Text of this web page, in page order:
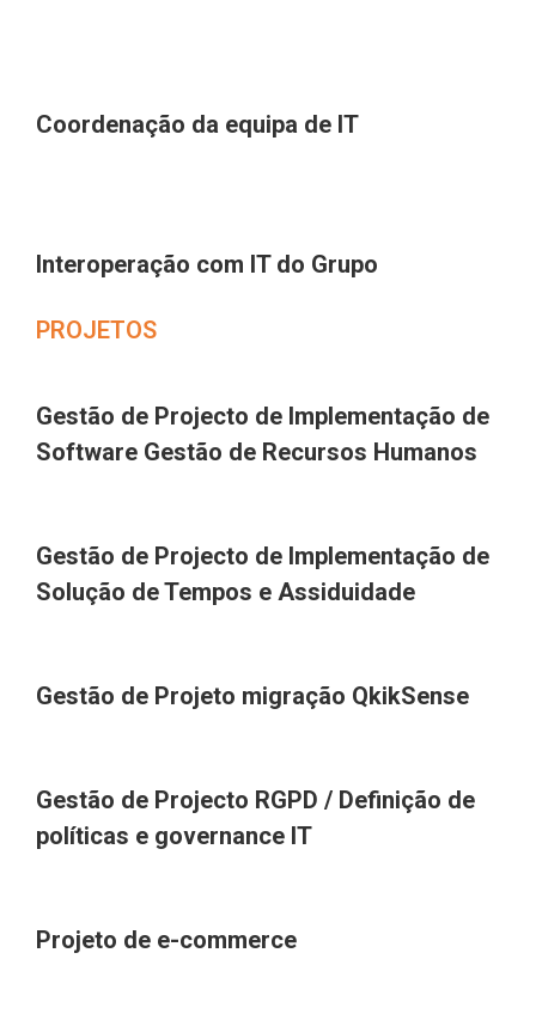
Coordenação da equipa de IT
Interoperação com IT do Grupo
PROJETOS
Gestão de Projecto de Implementação de
Software Gestão de Recursos Humanos
Gestão de Projecto de Implementação de
Solução de Tempos e Assiduidade
Gestão de Projeto migração QkikSense
Gestão de Projecto RGPD / Definição de
políticas e governance IT
Projeto de e-commerce